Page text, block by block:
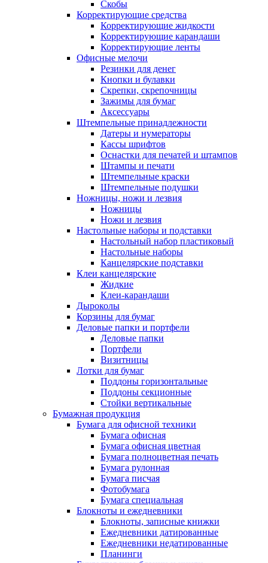
Скобы
Корректирующие средства
Корректирующие жидкости
Корректирующие карандаши
Корректирующие ленты
Офисные мелочи
Резинки для денег
Кнопки и булавки
Скрепки, скрепочницы
Зажимы для бумаг
Аксессуары
Штемпельные принадлежности
Датеры и нумераторы
Кассы шрифтов
Оснастки для печатей и штампов
Штампы и печати
Штемпельные краски
Штемпельные подушки
Ножницы, ножи и лезвия
Ножницы
Ножи и лезвия
Настольные наборы и подставки
Настольный набор пластиковый
Настольные наборы
Канцелярские подставки
Клеи канцелярские
Жидкие
Клеи-карандаши
Дыроколы
Корзины для бумаг
Деловые папки и портфели
Деловые папки
Портфели
Визитницы
Лотки для бумаг
Поддоны горизонтальные
Поддоны секционные
Стойки вертикальные
Бумажная продукция
Бумага для офисной техники
Бумага офисная
Бумага офисная цветная
Бумага полноцветная печать
Бумага рулонная
Бумага писчая
Фотобумага
Бумага специальная
Блокноты и ежедневники
Блокноты, записные книжки
Ежедневники датированные
Ежедневники недатированные
Планинги